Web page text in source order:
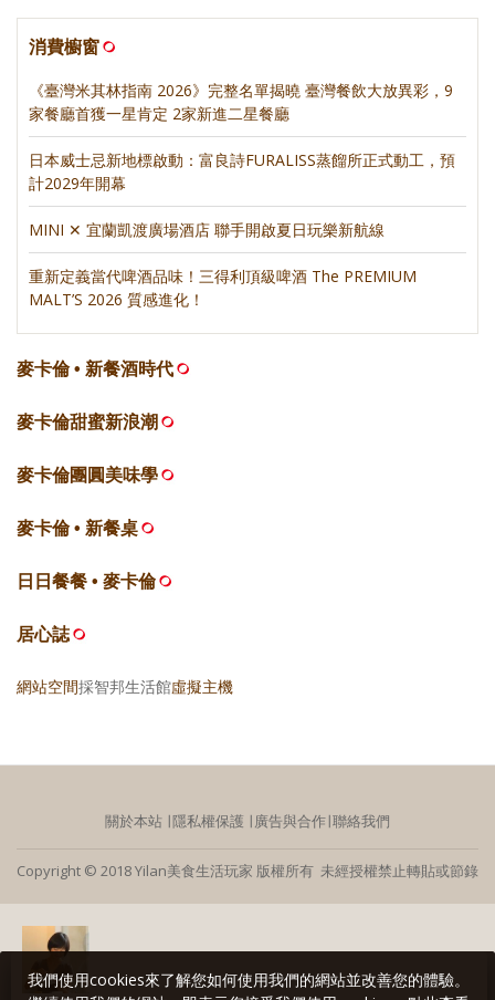
消費櫥窗
《臺灣米其林指南 2026》完整名單揭曉 臺灣餐飲大放異彩，9
家餐廳首獲一星肯定 2家新進二星餐廳
日本威士忌新地標啟動：富良詩FURALISS蒸餾所正式動工，預
計2029年開幕
MINI ✕ 宜蘭凱渡廣場酒店 聯手開啟夏日玩樂新航線
重新定義當代啤酒品味！三得利頂級啤酒 The PREMIUM
MALT’S 2026 質感進化！
麥卡倫 • 新餐酒時代
麥卡倫甜蜜新浪潮
麥卡倫團圓美味學
麥卡倫 • 新餐桌
日日餐餐 • 麥卡倫
居心誌
網站空間採智邦生活館虛擬主機
關於本站 ∣隱私權保護 ∣廣告與合作∣聯絡我們
Copyright © 2018 Yilan美食生活玩家 版權所有 未經授權禁止轉貼或節錄
我們使用cookies來了解您如何使用我們的網站並改善您的體驗。